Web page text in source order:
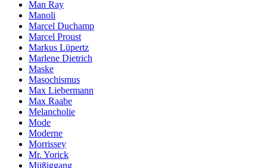
Man Ray
Manoli
Marcel Duchamp
Marcel Proust
Markus Lüpertz
Marlene Dietrich
Maske
Masochismus
Max Liebermann
Max Raabe
Melancholie
Mode
Moderne
Morrissey
Mr. Yorick
Müßiggang